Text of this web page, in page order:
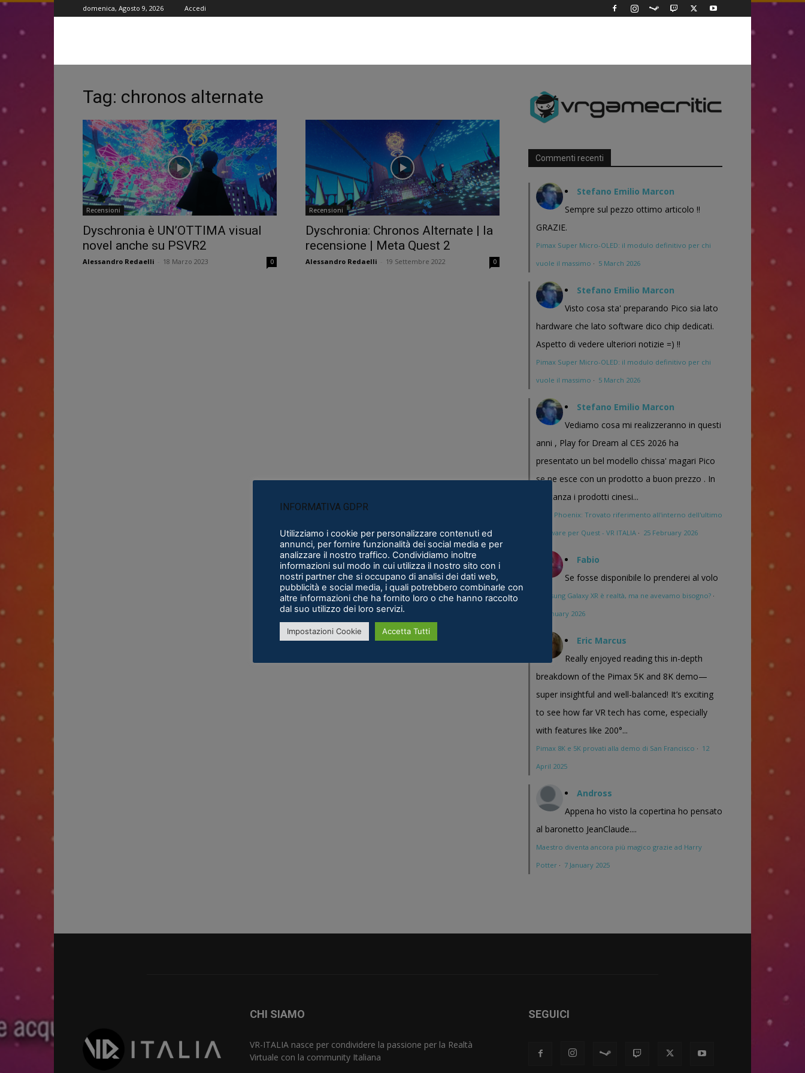
domenica, Agosto 9, 2026 Accedi
Tag: chronos alternate
Recensioni
Dyschronia è UN’OTTIMA visual
novel anche su PSVR2
Alessandro Redaelli 18 Marzo 2023 0
Recensioni
Dyschronia: Chronos Alternate | la
recensione | Meta Quest 2
Alessandro Redaelli 19 Settembre 2022 0
Commenti recenti
Stefano Emilio Marcon
Sempre sul pezzo ottimo articolo !!
GRAZIE.
Pimax Super Micro-OLED: il modulo definitivo per chi
vuole il massimo · 5 March 2026
Stefano Emilio Marcon
Visto cosa sta' preparando Pico sia lato
hardware che lato software dico chip dedicati.
Aspetto di vedere ulteriori notizie =) !!
Pimax Super Micro-OLED: il modulo definitivo per chi
vuole il massimo · 5 March 2026
Stefano Emilio Marcon
Vediamo cosa mi realizzeranno in questi
anni , Play for Dream al CES 2026 ha
presentato un bel modello chissa' magari Pico
se ne esce con un prodotto a buon prezzo . In
sostanza i prodotti cinesi...
Meta Phoenix: Trovato riferimento all'interno dell'ultimo
firmware per Quest - VR ITALIA · 25 February 2026
Fabio
Se fosse disponibile lo prenderei al volo
Samsung Galaxy XR è realtà, ma ne avevamo bisogno? ·
16 January 2026
Eric Marcus
Really enjoyed reading this in-depth
breakdown of the Pimax 5K and 8K demo—
super insightful and well-balanced! It’s exciting
to see how far VR tech has come, especially
with features like 200°...
Pimax 8K e 5K provati alla demo di San Francisco · 12
April 2025
Andross
Appena ho visto la copertina ho pensato
al baronetto JeanClaude....
Maestro diventa ancora più magico grazie ad Harry
Potter · 7 January 2025
CHI SIAMO
VR-ITALIA nasce per condividere la passione per la Realtà
Virtuale con la community Italiana
SEGUICI
INFORMATIVA GDPR
Utilizziamo i cookie per personalizzare contenuti ed
annunci, per fornire funzionalità dei social media e per
analizzare il nostro traffico. Condividiamo inoltre
informazioni sul modo in cui utilizza il nostro sito con i
nostri partner che si occupano di analisi dei dati web,
pubblicità e social media, i quali potrebbero combinarle con
altre informazioni che ha fornito loro o che hanno raccolto
dal suo utilizzo dei loro servizi.
Impostazioni Cookie Accetta Tutti